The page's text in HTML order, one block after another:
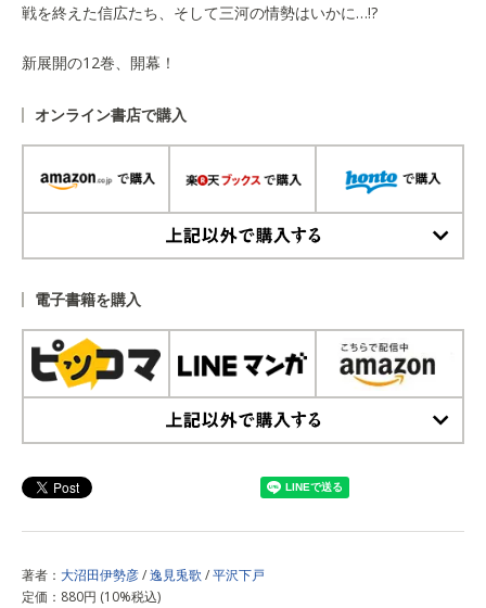
戦を終えた信広たち、そして三河の情勢はいかに…!?
新展開の12巻、開幕！
オンライン書店で購入
電子書籍を購入
著者： 大沼田伊勢彦/逸見兎歌/平沢下戸
定価：880円 (10%税込)